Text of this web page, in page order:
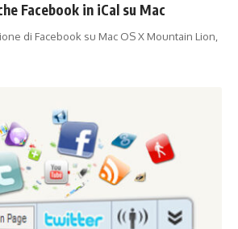
Facebook in iCal su Mac
di Facebook su Mac OS X Mountain Lion,